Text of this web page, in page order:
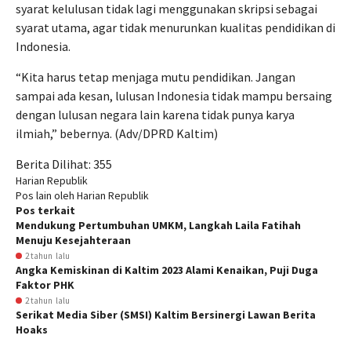
syarat kelulusan tidak lagi menggunakan skripsi sebagai
syarat utama, agar tidak menurunkan kualitas pendidikan di
Indonesia.
“Kita harus tetap menjaga mutu pendidikan. Jangan
sampai ada kesan, lulusan Indonesia tidak mampu bersaing
dengan lulusan negara lain karena tidak punya karya
ilmiah,” bebernya. (Adv/DPRD Kaltim)
Berita Dilihat: 355
Harian Republik
Pos lain oleh Harian Republik
Pos terkait
Mendukung Pertumbuhan UMKM, Langkah Laila Fatihah
Menuju Kesejahteraan
2 tahun lalu
Angka Kemiskinan di Kaltim 2023 Alami Kenaikan, Puji Duga
Faktor PHK
2 tahun lalu
Serikat Media Siber (SMSI) Kaltim Bersinergi Lawan Berita
Hoaks